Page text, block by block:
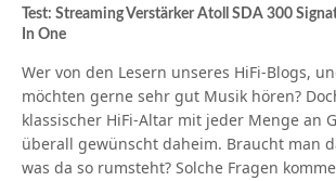
Test: Streaming Verstärker Atoll SDA 300
In One
Wer von den Lesern unseres HiFi-Blogs,
möchten gerne sehr gut Musik hören?
klassischer HiFi-Altar mit jeder Menge an
überall gewünscht daheim. Braucht man
was da so rumsteht? Solche Fragen